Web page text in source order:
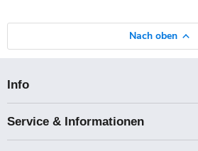
Nach oben
Info
Service & Informationen